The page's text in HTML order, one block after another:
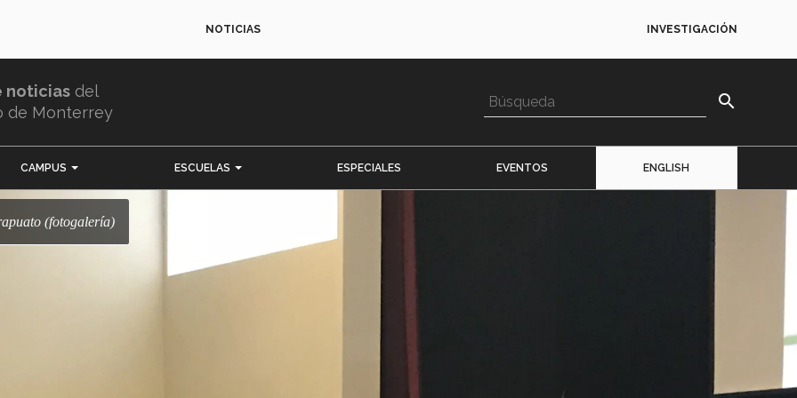
NOTICIAS INVESTIGACIÓN
noticias del
de Monterrey
search
CAMPUS ESCUELAS ESPECIALES EVENTOS ENGLISH
(fotogalería)